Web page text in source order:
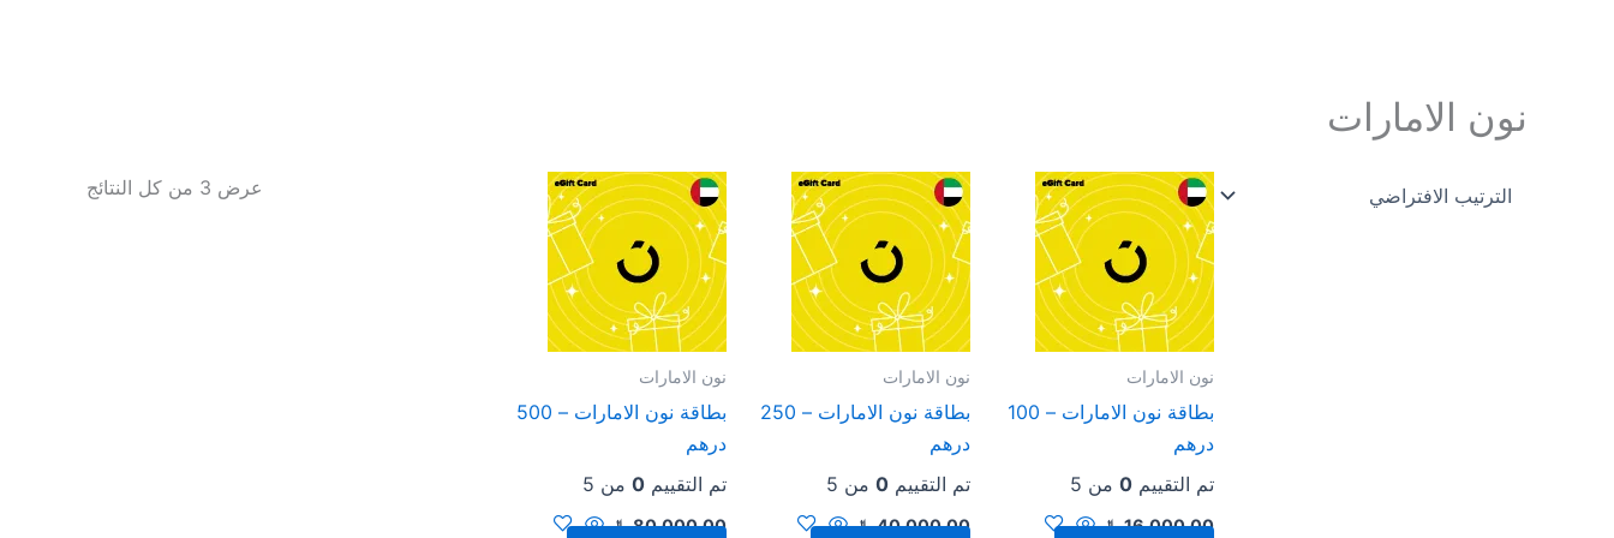
نون الامارات
عرض ⁦3⁩ من كل النتائج
نون الامارات
بطاقة نون الامارات – 100
درهم
تم التقييم 0من 5
16,000.00﷼
نون الامارات
بطاقة نون الامارات – 250
درهم
تم التقييم 0من 5
40,000.00﷼
نون الامارات
بطاقة نون الامارات – 500
درهم
تم التقييم 0من 5
80,000.00﷼